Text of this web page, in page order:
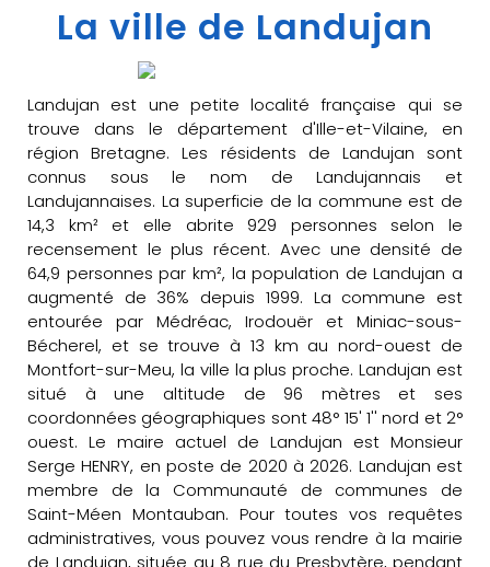
La ville de Landujan
Landujan est une petite localité française qui se
trouve dans le département d'Ille-et-Vilaine, en
région Bretagne. Les résidents de Landujan sont
connus sous le nom de Landujannais et
Landujannaises. La superficie de la commune est de
14,3 km² et elle abrite 929 personnes selon le
recensement le plus récent. Avec une densité de
64,9 personnes par km², la population de Landujan a
augmenté de 36% depuis 1999. La commune est
entourée par Médréac, Irodouër et Miniac-sous-
Bécherel, et se trouve à 13 km au nord-ouest de
Montfort-sur-Meu, la ville la plus proche. Landujan est
situé à une altitude de 96 mètres et ses
coordonnées géographiques sont 48° 15' 1'' nord et 2°
ouest. Le maire actuel de Landujan est Monsieur
Serge HENRY, en poste de 2020 à 2026. Landujan est
membre de la Communauté de communes de
Saint-Méen Montauban. Pour toutes vos requêtes
administratives, vous pouvez vous rendre à la mairie
de Landujan, située au 8 rue du Presbytère, pendant